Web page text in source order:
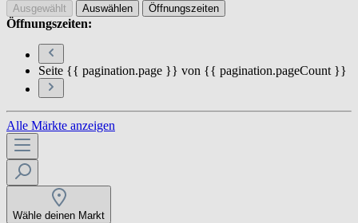
Ausgewählt Auswählen Öffnungszeiten
Öffnungszeiten:
Seite {{ pagination.page }} von {{ pagination.pageCount }}
Alle Märkte anzeigen
Wähle deinen Markt